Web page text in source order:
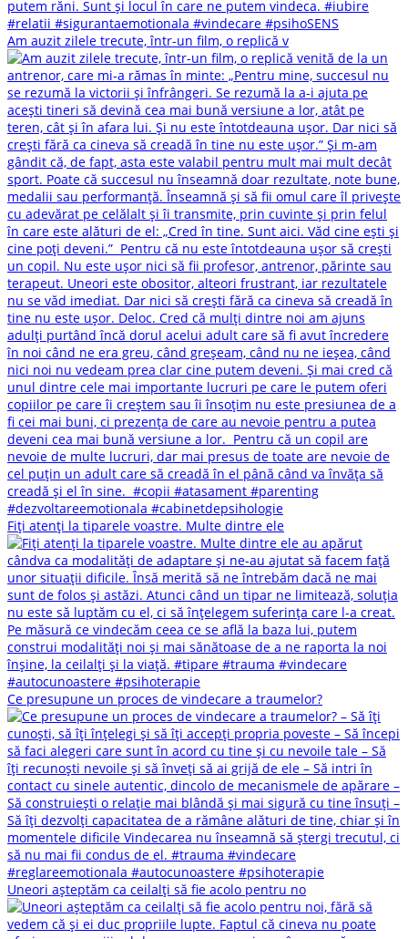
Am auzit zilele trecute, într-un film, o replică v
Fiți atenți la tiparele voastre. Multe dintre ele
Ce presupune un proces de vindecare a traumelor?
Uneori așteptăm ca ceilalți să fie acolo pentru no